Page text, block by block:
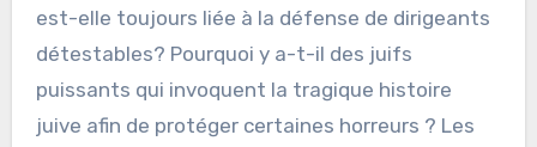
est-elle toujours liée à la défense de dirigeants
détestables? Pourquoi y a-t-il des juifs
puissants qui invoquent la tragique histoire
juive afin de protéger certaines horreurs ? Les